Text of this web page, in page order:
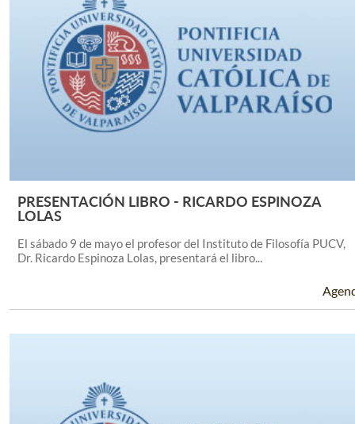
Leer Más +
PRESENTACIÓN LIBRO - RICARDO ESPINOZA
LOLAS
El sábado 9 de mayo el profesor del Instituto de Filosofía PUCV,
Dr. Ricardo Espinoza Lolas, presentará el libro...